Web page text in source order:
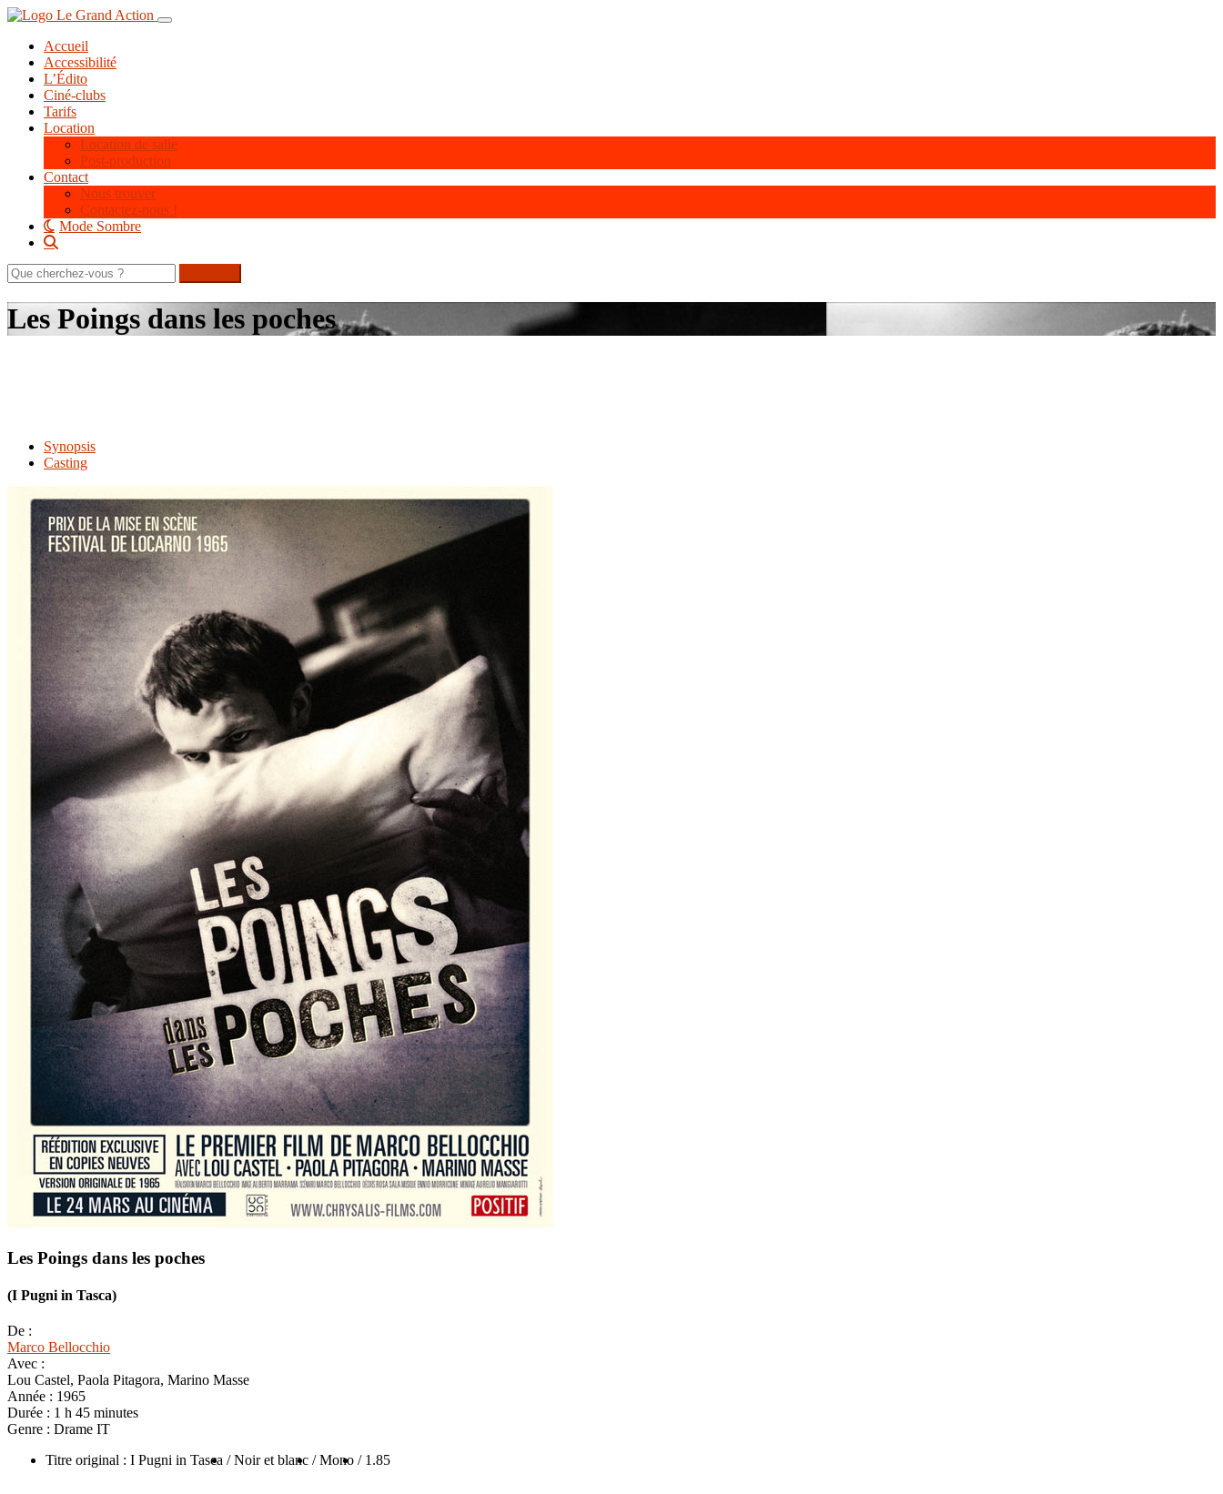
Aller
contenu
principal
Toggle navigation
Accueil
Accessibilité
L’Édito
Ciné-clubs
Tarifs
Location
Location de salle
Post-production
Contact
Nous trouver
Contactez-nous !
Mode Sombre
Rechercher
sur
le
site
Les Poings dans les poches
Synopsis
Casting
Les Poings dans les poches
(I Pugni in Tasca)
De :
Marco Bellocchio
Avec :
Lou Castel, Paola Pitagora, Marino Masse
Année : 1965
Durée : 1 h 45 minutes
Genre : Drame IT
Titre original : I Pugni in Tasca / Noir et blanc / Mono / 1.85